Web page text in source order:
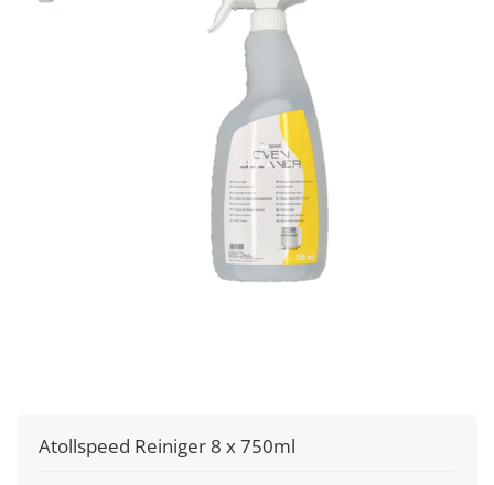
Atollspeed Reiniger 8 x 750ml